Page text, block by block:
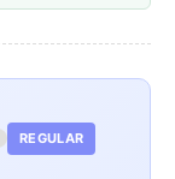
REGULAR